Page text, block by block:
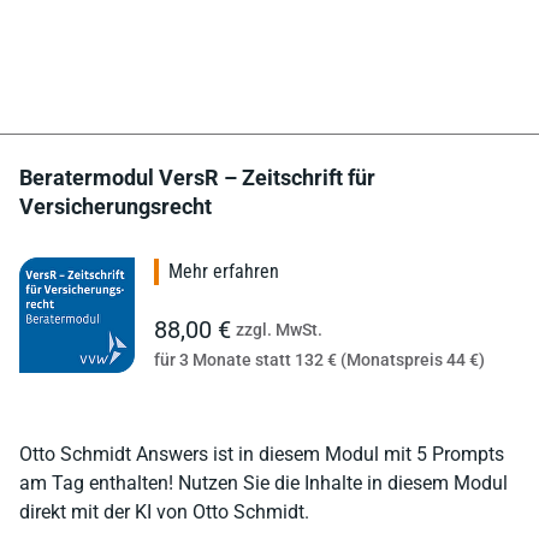
Beratermodul VersR – Zeitschrift für
Versicherungsrecht
Otto Schmidt Answers ist in diesem Modul mit 5 Prompts
am Tag enthalten! Nutzen Sie die Inhalte in diesem Modul
direkt mit der KI von Otto Schmidt.
Mehr erfahren
88,00 € zzgl. MwSt.
für 3 Monate statt 132 € (Monatspreis 44 €)